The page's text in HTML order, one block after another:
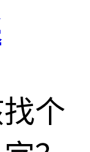
个